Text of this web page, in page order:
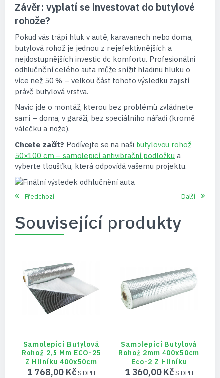
Závěr: vyplatí se investovat do butylové
rohože?
Pokud vás trápí hluk v autě, karavanech nebo doma,
butylová rohož je jednou z nejefektivnějších a
nejdostupnějších investic do komfortu. Profesionální
odhlučnění celého auta může snížit hladinu hluku o
více než 50 % – velkou část tohoto výsledku zajistí
právě butylová vrstva.
Navíc jde o montáž, kterou bez problémů zvládnete
sami – doma, v garáži, bez speciálního nářadí (kromě
válečku a nože).
Chcete začít? Podívejte se na naši butylovou rohož
50×100 cm – samolepicí antivibrační podložku a
vyberte tloušťku, která odpovídá vašemu projektu.
Předchozí Další
Související produkty
Samolepící Butylová
Rohož 2,5 Mm ECO-25
Z Hliníku 400x50cm
1 768,00 Kč
Samolepící Butylová
Rohož 2mm 400x50cm
Eco-2 Z Hliníku
1 360,00 Kč